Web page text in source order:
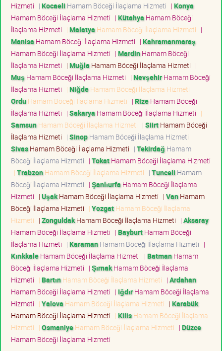
Hizmeti | Kocaeli Hamam Böceği İlaçlama Hizmeti | Konya
Hamam Böceği İlaçlama Hizmeti | Kütahya Hamam Böceği
İlaçlama Hizmeti | Malatya Hamam Böceği İlaçlama Hizmeti |
Manisa Hamam Böceği İlaçlama Hizmeti | Kahramanmaraş
Hamam Böceği İlaçlama Hizmeti | MardinHamam Böceği
İlaçlama Hizmeti | Muğla Hamam Böceği İlaçlama Hizmeti |
Muş Hamam Böceği İlaçlama Hizmeti | NevşehirHamam Böceği
İlaçlama Hizmeti | NiğdeHamam Böceği İlaçlama Hizmeti |
OrduHamam Böceği İlaçlama Hizmeti | RizeHamam Böceği
İlaçlama Hizmeti | Sakarya Hamam Böceği İlaçlama Hizmeti |
SamsunHamam Böceği İlaçlama Hizmeti | SiirtHamam Böceği
İlaçlama Hizmeti | SinopHamam Böceği İlaçlama Hizmeti |
SivasHamam Böceği İlaçlama Hizmeti | Tekirdağ Hamam
Böceği İlaçlama Hizmeti | TokatHamam Böceği İlaçlama Hizmeti
| TrabzonHamam Böceği İlaçlama Hizmeti | Tunceli Hamam
Böceği İlaçlama Hizmeti | Şanlıurfa Hamam Böceği İlaçlama
Hizmeti | UşakHamam Böceği İlaçlama Hizmeti | VanHamam
Böceği İlaçlama Hizmeti | YozgatHamam Böceği İlaçlama
Hizmeti | ZonguldakHamam Böceği İlaçlama Hizmeti | Aksaray
Hamam Böceği İlaçlama Hizmeti | BayburtHamam Böceği
İlaçlama Hizmeti | KaramanHamam Böceği İlaçlama Hizmeti |
KırıkkaleHamam Böceği İlaçlama Hizmeti | BatmanHamam
Böceği İlaçlama Hizmeti | ŞırnakHamam Böceği İlaçlama
Hizmeti | BartınHamam Böceği İlaçlama Hizmeti | Ardahan
Hamam Böceği İlaçlama Hizmeti | IğdırHamam Böceği İlaçlama
Hizmeti | Yalova Hamam Böceği İlaçlama Hizmeti | Karabük
Hamam Böceği İlaçlama Hizmeti | KilisHamam Böceği İlaçlama
Hizmeti | OsmaniyeHamam Böceği İlaçlama Hizmeti | Düzce
Hamam Böceği İlaçlama Hizmeti